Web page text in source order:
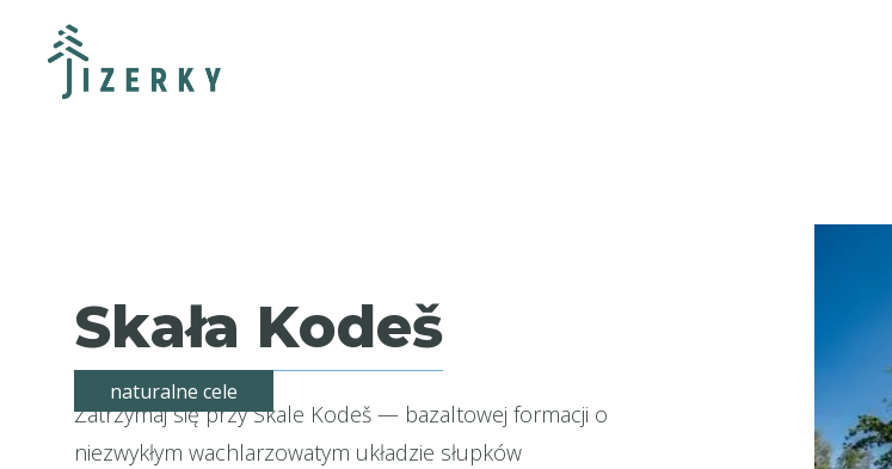
Skała Kodeš
naturalne cele
Zatrzymaj się przy Skale Kodeš — bazaltowej formacji o
niezwykłym wachlarzowatym układzie słupków